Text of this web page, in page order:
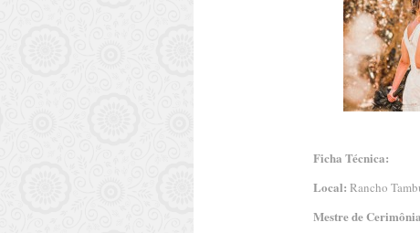
Ficha Técnica:
Local: Rancho
Mestre de